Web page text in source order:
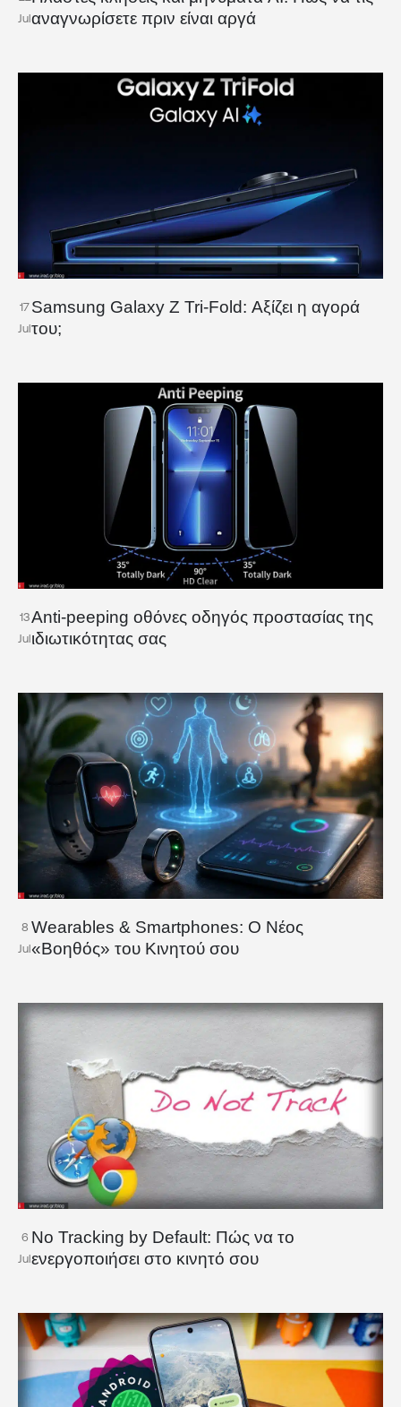
Julαναγνωρίσετε πριν είναι αργά
17
Jul
Samsung Galaxy Z Tri-Fold: Αξίζει η αγορά
του;
13
Jul
Anti-peeping οθόνες οδηγός προστασίας της
ιδιωτικότητας σας
8
Jul
Wearables & Smartphones: Ο Νέος
«Βοηθός» του Κινητού σου
6
Jul
No Tracking by Default: Πώς να το
ενεργοποιήσει στο κινητό σου